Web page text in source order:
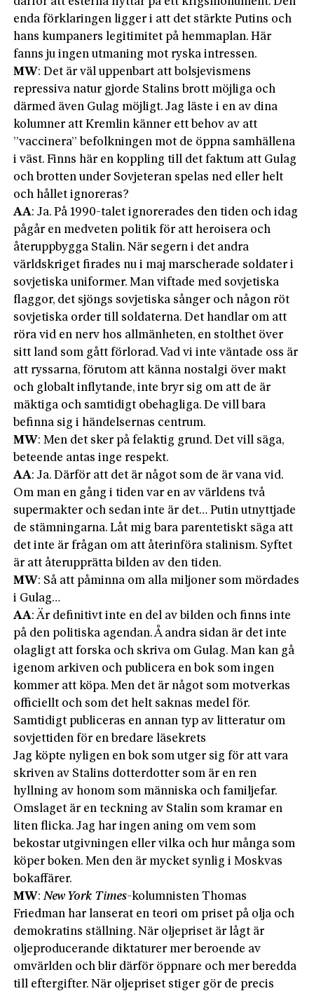
enda förklaringen ligger i att det stärkte Putins och
hans kumpaners legitimitet på hemmaplan. Här
fanns ju ingen utmaning mot ryska intressen.
MW: Det är väl uppenbart att bolsjevismens
repressiva natur gjorde Stalins brott möjliga och
därmed även Gulag möjligt. Jag läste i en av dina
kolumner att Kremlin känner ett behov av att
”vaccinera” befolkningen mot de öppna samhällena
i väst. Finns här en koppling till det faktum att Gulag
och brotten under Sovjeteran spelas ned eller helt
och hållet ignoreras?
AA: Ja. På 1990-talet ignorerades den tiden och idag
pågår en medveten politik för att heroisera och
återuppbygga Stalin. När segern i det andra
världskriget firades nu i maj marscherade soldater i
sovjetiska uniformer. Man viftade med sovjetiska
flaggor, det sjöngs sovjetiska sånger och någon röt
sovjetiska order till soldaterna. Det handlar om att
röra vid en nerv hos allmänheten, en stolthet över
sitt land som gått förlorad. Vad vi inte väntade oss är
att ryssarna, förutom att känna nostalgi över makt
och globalt inflytande, inte bryr sig om att de är
mäktiga och samtidigt obehagliga. De vill bara
befinna sig i händelsernas centrum.
MW: Men det sker på felaktig grund. Det vill säga,
beteende antas inge respekt.
AA: Ja. Därför att det är något som de är vana vid.
Om man en gång i tiden var en av världens två
supermakter och sedan inte är det… Putin utnyttjade
de stämningarna. Låt mig bara parentetiskt säga att
det inte är frågan om att återinföra stalinism. Syftet
är att återupprätta bilden av den tiden.
MW: Så att påminna om alla miljoner som mördades
i Gulag…
AA: Är definitivt inte en del av bilden och finns inte
på den politiska agendan. Å andra sidan är det inte
olagligt att forska och skriva om Gulag. Man kan gå
igenom arkiven och publicera en bok som ingen
kommer att köpa. Men det är något som motverkas
officiellt och som det helt saknas medel för.
Samtidigt publiceras en annan typ av litteratur om
sovjettiden för en bredare läsekrets
Jag köpte nyligen en bok som utger sig för att vara
skriven av Stalins dotterdotter som är en ren
hyllning av honom som människa och familjefar.
Omslaget är en teckning av Stalin som kramar en
liten flicka. Jag har ingen aning om vem som
bekostar utgivningen eller vilka och hur många som
köper boken. Men den är mycket synlig i Moskvas
bokaffärer.
MW:New York Times-kolumnisten Thomas
Friedman har lanserat en teori om priset på olja och
demokratins ställning. När oljepriset är lågt är
oljeproducerande diktaturer mer beroende av
omvärlden och blir därför öppnare och mer beredda
till eftergifter. När oljepriset stiger gör de precis